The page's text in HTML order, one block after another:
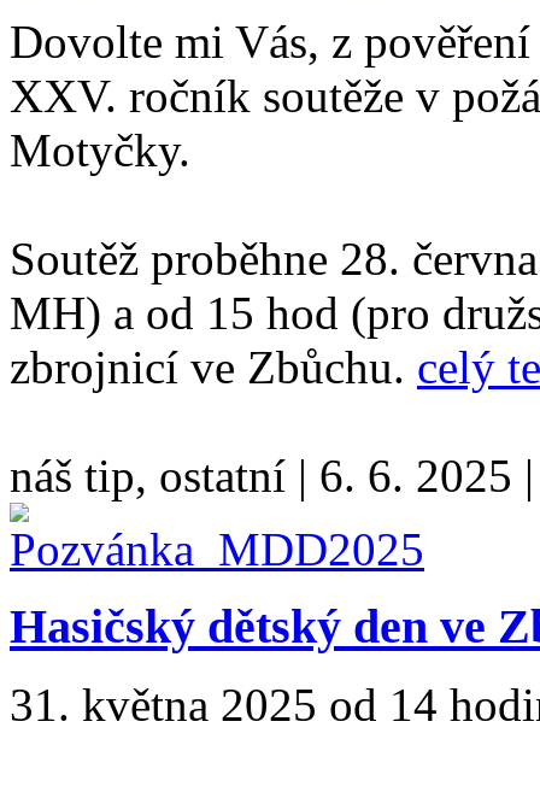
Dovolte mi Vás, z
XXV. ročník soutěže v
Motyčky.
Soutěž proběhne 28.
MH) a od 15 hod (pro
zbrojnicí ve Zbůchu. celý
náš tip, ostatní | 6. 6. 2025
Hasičský dětský den ve
31. května 2025 od 14